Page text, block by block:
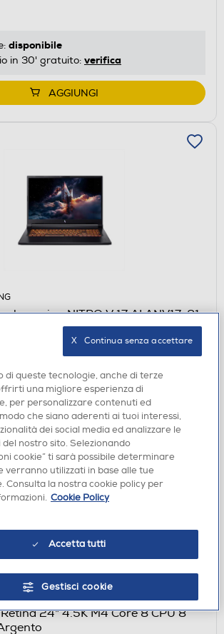
disponibile
in 30' gratuito: verifica
AGGIUNGI
gaming NITRO V 17 AI ANV17-61-
disponibile
non disponibile
AGGIUNGI
24" 4.5K M4 Core 8 CPU 8
di queste tecnologie, anche di terze
una migliore esperienza di
per personalizzare contenuti ed
che siano aderenti ai tuoi interessi,
dei social media ed analizzare le
del nostro sito. Selezionando
cookie” ti sarà possibile determinare
verranno utilizzati in base alle tue
Consulta la nostra cookie policy per
Cookie Policy
Accetta tutti
Gestisci cookie
X   Continua senza accettare